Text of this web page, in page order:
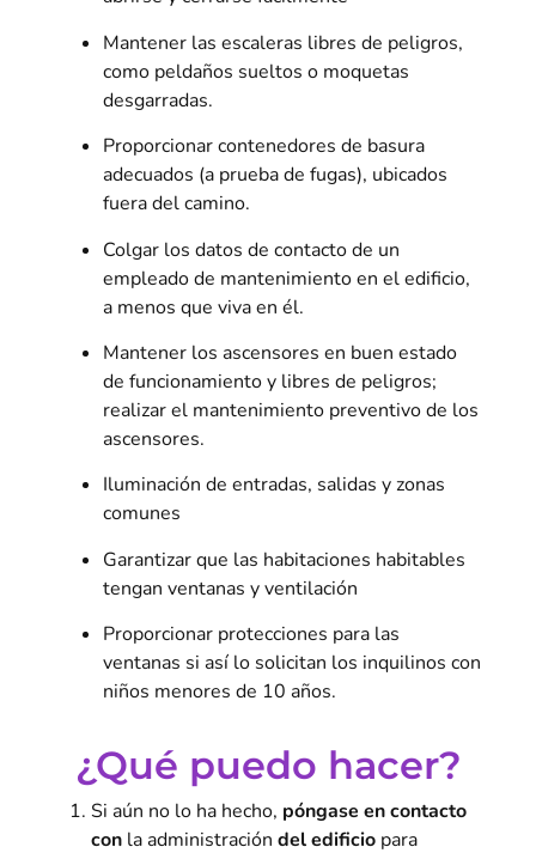
Mantener las escaleras libres de peligros,
como peldaños sueltos o moquetas
desgarradas.
Proporcionar contenedores de basura
adecuados (a prueba de fugas), ubicados
fuera del camino.
Colgar los datos de contacto de un
empleado de mantenimiento en el edificio,
a menos que viva en él.
Mantener los ascensores en buen estado
de funcionamiento y libres de peligros;
realizar el mantenimiento preventivo de los
ascensores.
Iluminación de entradas, salidas y zonas
comunes
Garantizar que las habitaciones habitables
tengan ventanas y ventilación
Proporcionar protecciones para las
ventanas si así lo solicitan los inquilinos con
niños menores de 10 años.
¿Qué puedo hacer?
Si aún no lo ha hecho, póngase en contacto
con la administración del edificio para